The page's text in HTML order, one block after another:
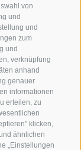
von
und
und
zum
und
verknüpfung
anhand
genauer
informationen
erteilen, zu
klicken,
ähnlichen
„Einstellungen